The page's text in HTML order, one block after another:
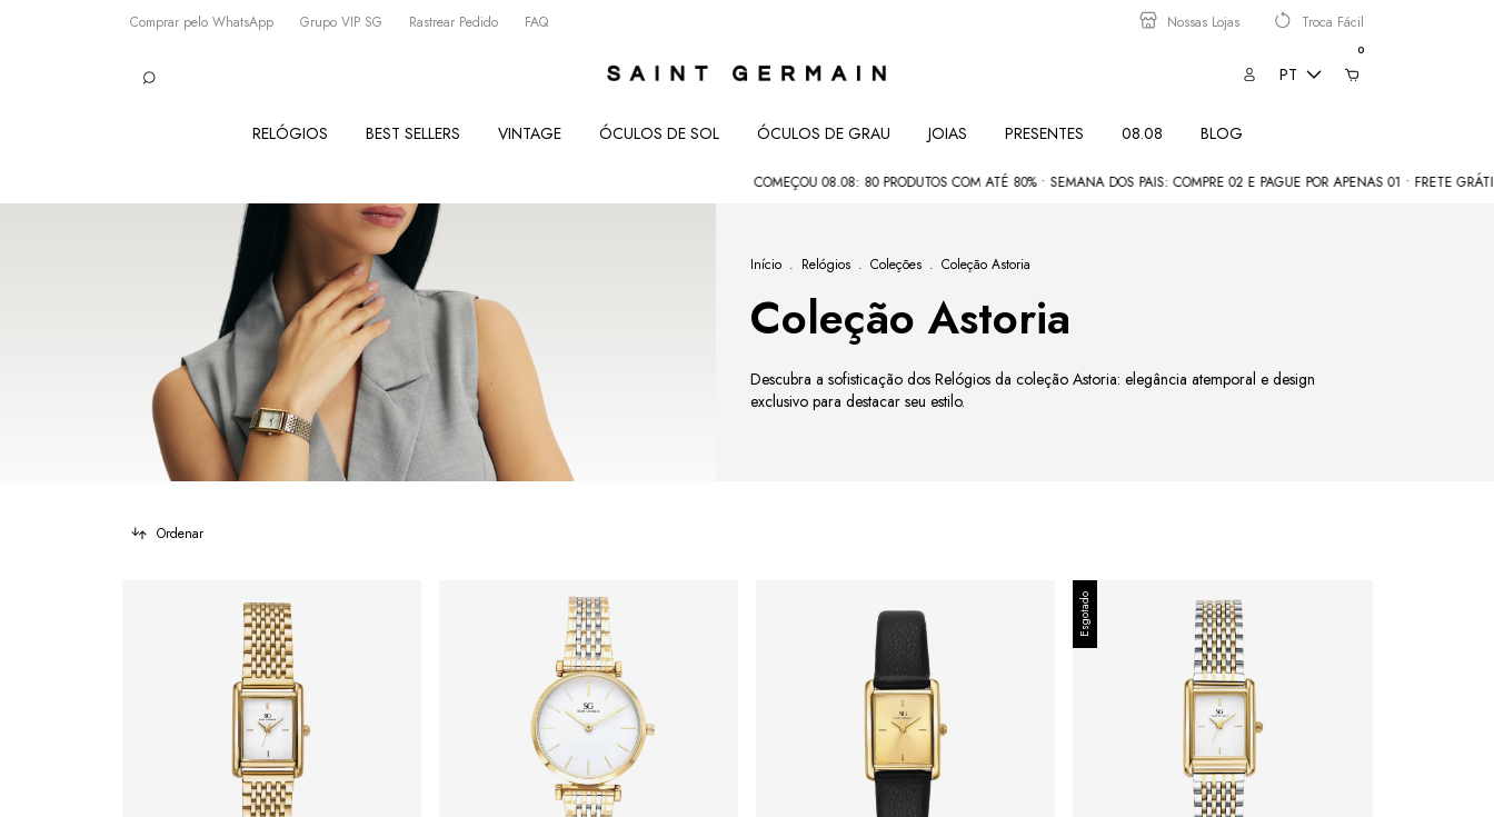
Comprar pelo WhatsApp Grupo VIP SG Rastrear Pedido FAQ Nossas Lojas Troca Fácil
PT
0
RELÓGIOS BEST SELLERS VINTAGE ÓCULOS DE SOL ÓCULOS DE GRAU JOIAS PRESENTES 08.08 BLOG
COMEÇOU 08.08: 80 PRODUTOS COM ATÉ 80% • SEMANA DOS PAIS: COMPRE 02 E PAGUE POR APENAS 01 • FRETE GRÁTIS
Início . Relógios . Coleções . Coleção Astoria
Coleção Astoria
Descubra a sofisticação dos Relógios da coleção Astoria: elegância atemporal e design
exclusivo para destacar seu estilo.
Ordenar
Esgotado